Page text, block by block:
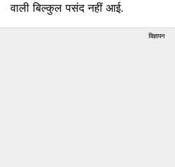
वाली बिल्कुल पसंद नहीं आई.
विज्ञापन